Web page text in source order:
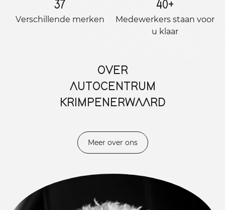
37
Verschillende merken
40+
Medewerkers staan ​​voor
u klaar
OVER
AUTOCENTRUM
KRIMPENERWAARD
Meer over ons